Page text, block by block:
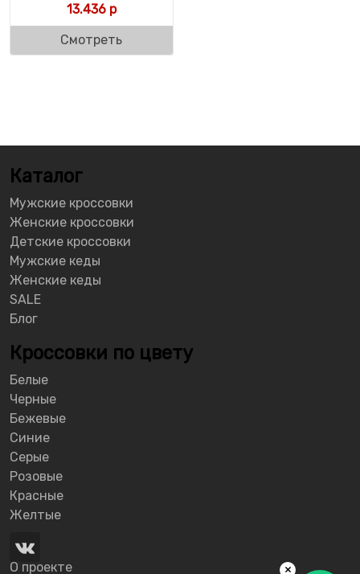
13.436р
Смотреть
Каталог
Мужские кроссовки
Женские кроссовки
Детские кроссовки
Мужские кеды
Женские кеды
SALE
Блог
Кроссовки по цвету
Белые
Черные
Бежевые
Синие
Серые
Розовые
Красные
Желтые
О проекте ×